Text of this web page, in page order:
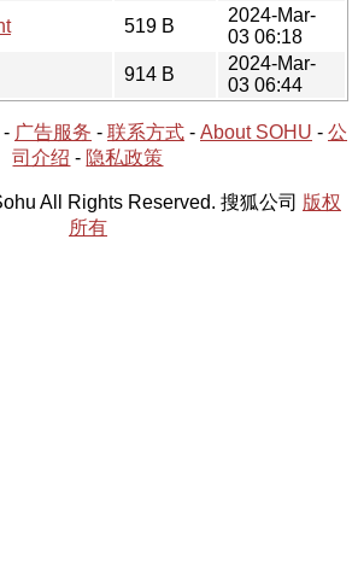
519 B
2024-Mar-
03 06:18
914 B
2024-Mar-
03 06:44
- 广告服务 - 联系方式 - About SOHU - 公
司介绍 - 隐私政策
All Rights Reserved. 搜狐公司 版权
所有